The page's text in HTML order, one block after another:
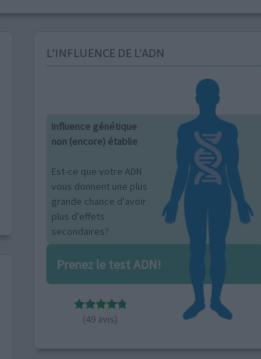
L’INFLUENCE DE L'ADN
Influence génétique
non (encore) établie
Est-ce que votre ADN
vous donnent une plus
grande chance d'avoir
plus d'effets
secondaires?
Prenez le test ADN!
(49 avis)